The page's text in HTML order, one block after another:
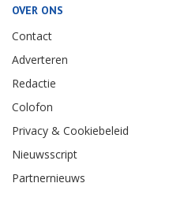
OVER ONS
Contact
Adverteren
Redactie
Colofon
Privacy & Cookiebeleid
Nieuwsscript
Partnernieuws